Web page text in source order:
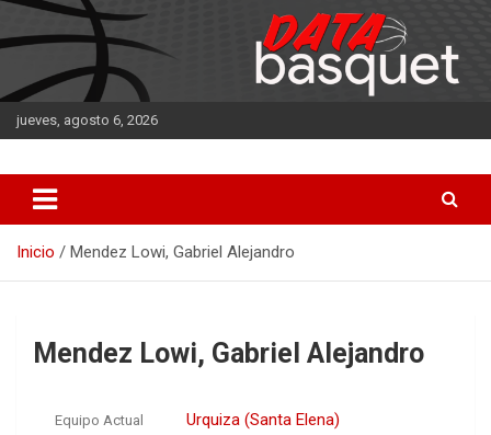
Saltar
al
contenido
jueves, agosto 6, 2026
DATA Basquet
Inicio Mendez Lowi, Gabriel Alejandro
Mendez Lowi, Gabriel Alejandro
Equipo Actual Urquiza (Santa Elena)